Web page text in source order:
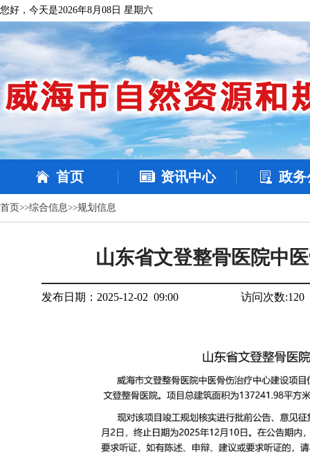
您好，今天是2026年8月08日 星期六
首页 资讯中心 政务
首页>>综合信息>>规划信息
山东省文登整骨医院中
发布日期：2025-12-02 09:00 访问次数:120